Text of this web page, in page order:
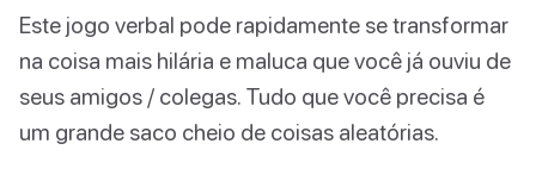
Este jogo verbal pode rapidamente se transformar
na coisa mais hilária e maluca que você já ouviu de
seus amigos / colegas. Tudo que você precisa é
um grande saco cheio de coisas aleatórias.